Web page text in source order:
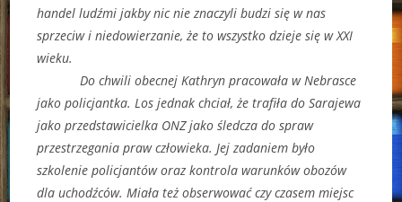
handel ludźmi jakby nic nie znaczyli budzi się w nas
sprzeciw i niedowierzanie, że to wszystko dzieje się w XXI
wieku.
Do chwili obecnej Kathryn pracowała w Nebrasce
jako policjantka. Los jednak chciał, że trafiła do Sarajewa
jako przedstawicielka ONZ jako śledcza do spraw
przestrzegania praw człowieka. Jej zadaniem było
szkolenie policjantów oraz kontrola warunków obozów
dla uchodźców. Miała też obserwować czy czasem miejsc